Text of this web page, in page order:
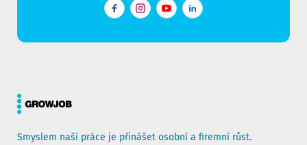
FacebookInstagramYouTubeLinkedIn
Smyslem naší práce je přinášet osobní a firemní růst.